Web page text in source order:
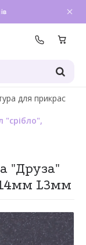
для прикрас
"срібло",
"Друза"
14мм L3мм